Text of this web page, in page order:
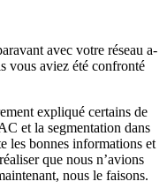
avec votre réseau a-
vous aviez été confronté
expliqué certains de
et la segmentation dans
les bonnes informations et
que nous n’avions
nous le faisons.